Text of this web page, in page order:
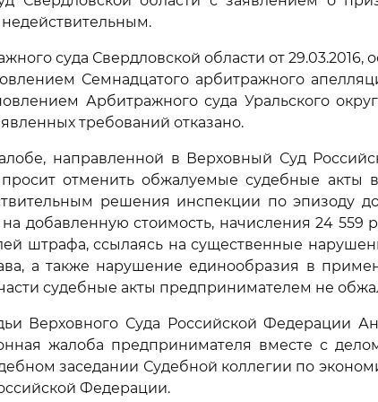
суда Свердловской области от 29.03.2016,
Семнадцатого арбитражного
Арбитражного суда Уральского
требований отказано.
направленной в Верховный Суд
отменить обжалуемые судебные акты
решения инспекции по эпизоду
добавленную стоимость, начисления 24 559
штрафа, ссылаясь на существенные
а также нарушение единообразия в
судебные акты предпринимателем не
Верховного Суда Российской Федерации
жалоба предпринимателя вместе с
заседании Судебной коллегии по
Федерации.